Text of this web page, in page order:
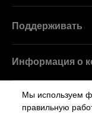
Поддерживать
Информация о
Работа в
Мы используем
правильную